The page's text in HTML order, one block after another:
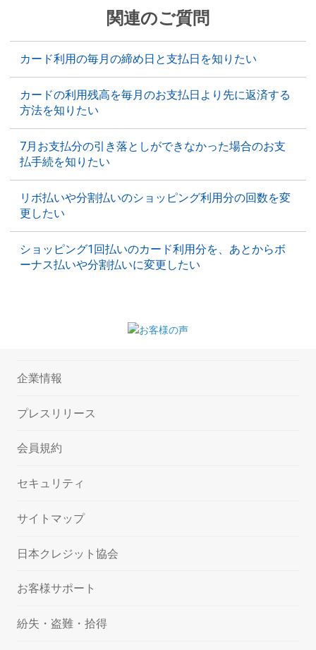
関連のご質問
カード利用の毎月の締め日と支払日を知りたい
カードの利用残高を毎月のお支払日より先に返済する
方法を知りたい
7月お支払分の引き落としができなかった場合のお支
払手続を知りたい
リボ払いや分割払いのショッピング利用分の回数を変
更したい
ショッピング1回払いのカード利用分を、あとからボ
ーナス払いや分割払いに変更したい
企業情報
プレスリリース
会員規約
セキュリティ
サイトマップ
日本クレジット協会
お客様サポート
紛失・盗難・拾得